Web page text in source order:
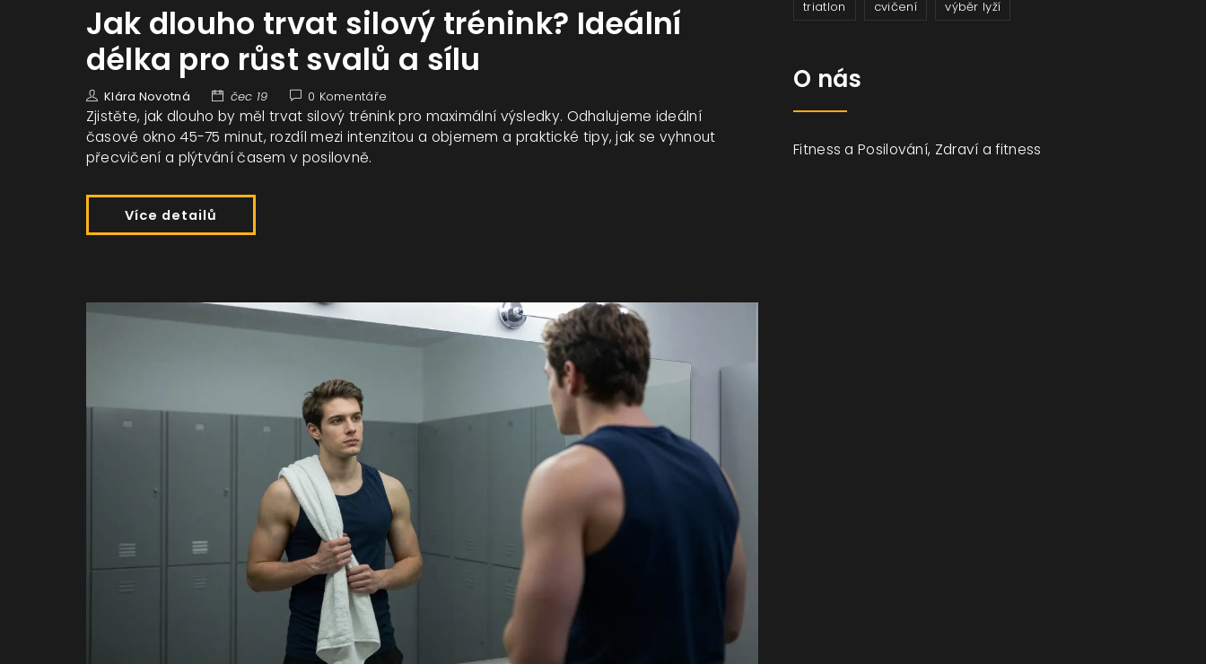
Jak dlouho trvat silový trénink? Ideální
délka pro růst svalů a sílu
Klára Novotná čec 19 0 Komentáře
Zjistěte, jak dlouho by měl trvat silový trénink pro maximální výsledky. Odhalujeme ideální
časové okno 45-75 minut, rozdíl mezi intenzitou a objemem a praktické tipy, jak se vyhnout
přecvičení a plýtvání časem v posilovně.
Více detailů
triatlon cvičení výběr lyží
O nás
Fitness a Posilování, Zdraví a fitness